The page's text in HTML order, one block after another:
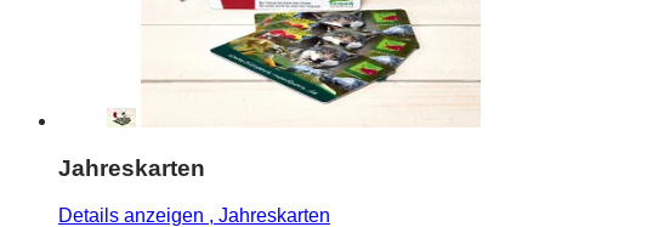
Jahreskarten
Details anzeigen , Jahreskarten